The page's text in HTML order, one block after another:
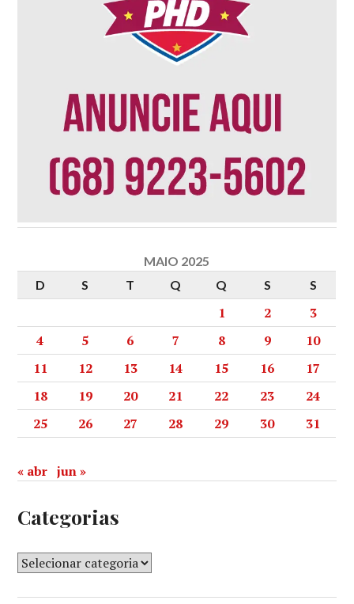
MAIO 2025
D
S T Q Q S S
1 2
3
4
5 6 7 8 9
10
11
12 13 14 15 16
17
18
19 20 21 22 23
24
25
26 27 28 29 30 31
« abr jun »
Categorias